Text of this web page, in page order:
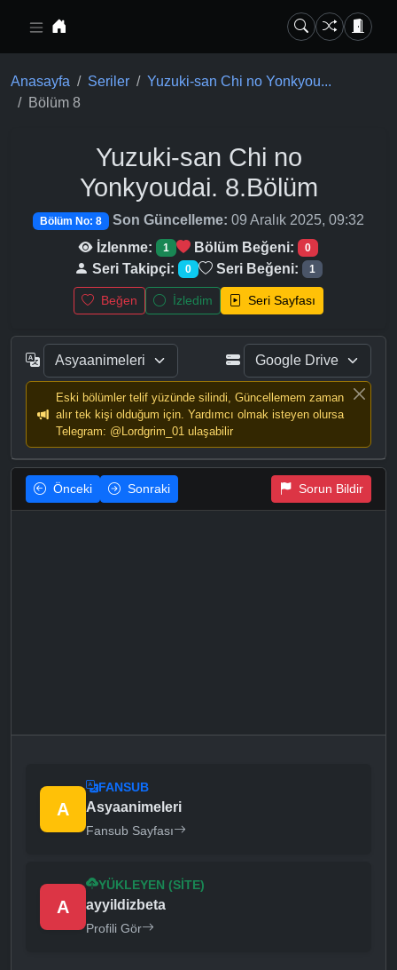
Anasayfa Seriler
Yuzuki-san Chi no Yonkyou...
Bölüm 8
Yuzuki-san Chi no
Yonkyoudai. 8.Bölüm
Bölüm No: 8 Son Güncelleme: 09 Aralık 2025, 09:32
İzlenme:
1 Bölüm Beğeni: 0
Seri Takipçi: 0 Seri Beğeni: 1
Beğen İzledim Seri Sayfası
Eski bölümler telif yüzünde silindi, Güncellemem zaman
alır tek kişi olduğum için. Yardımcı olmak isteyen olursa
Telegram: @Lordgrim_01 ulaşabilir
Önceki Sonraki Sorun Bildir
A
FANSUB
Asyaanimeleri
Fansub Sayfası
A
YÜKLEYEN (SITE)
ayyildizbeta
Profili Gör